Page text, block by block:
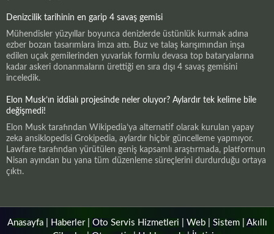
Denizcilik tarihinin en garip 4 savaş gemisi
Mühendisler yüzyıllar boyunca denizlerde üstünlük kurmak adına
ezber bozan tasarımlara imza attı. Buz ve talaş karışımından inşa
edilen uçak gemilerinden yuvarlak formlu devasa top bataryalarına
kadar askeri donanmaların ürettiği en sıra dışı 4 savaş gemisini
inceledik.
Elon Musk’ın iddialı projesinde neler oluyor? Aylardır tek kelime bile
değişmedi!
Elon Musk tarafından Wikipedia’ya alternatif olarak kurulan yapay
zeka ansiklopedisi Grokipedia, aylardır hiçbir güncelleme yapmıyor.
Lawfare tarafından yürütülen geniş kapsamlı araştırmada, platformun
Nisan ayından bu yana tüm düzenleme süreçlerini durdurduğu ortaya
çıktı.
Anasayfa| Haberler| Oto Servis Hizmetleri Web| Sistem| Akıllı